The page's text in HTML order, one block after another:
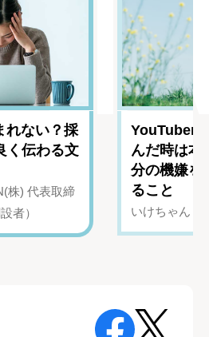
れない？採
く伝わる文
株) 代表取締
者）
YouTuber
んだ時は
分の機嫌を
ること
いけちゃん（